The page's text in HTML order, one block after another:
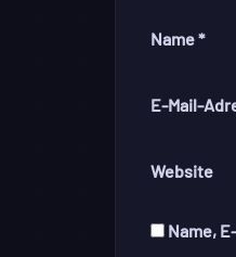
Name*
E-Mail-
Website
Name,